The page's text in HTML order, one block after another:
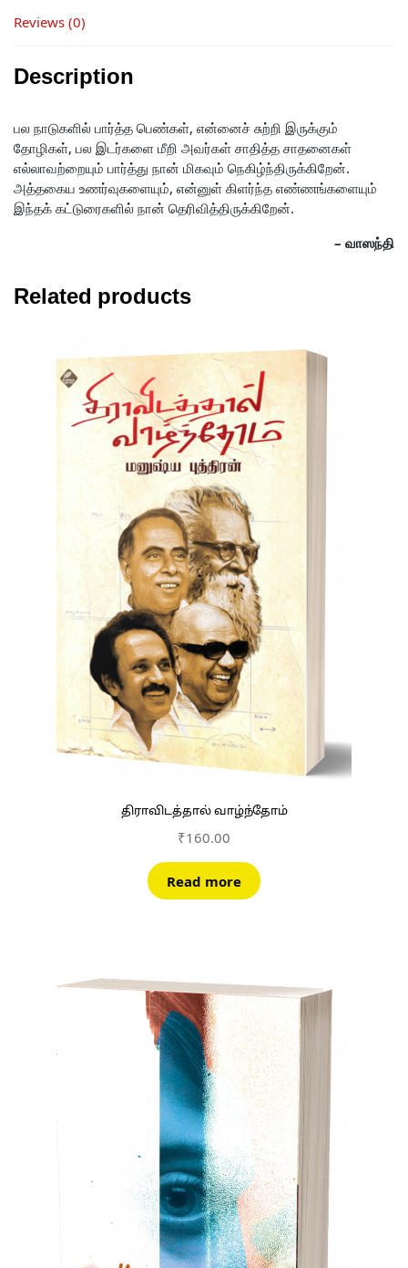
Reviews (0)
Description
பல நாடுகளில் பார்த்த பெண்கள், என்னைச் சுற்றி இருக்கும்
தோழிகள், பல இடர்களை மீறி அவர்கள் சாதித்த சாதனைகள்
எல்லாவற்றையும் பார்த்து நான் மிகவும் நெகிழ்ந்திருக்கிறேன்.
அத்தகைய உணர்வுகளையும், என்னுள் கிளர்ந்த எண்ணங்களையும்
இந்தக் கட்டுரைகளில் நான் தெரிவித்திருக்கிறேன்.
– வாஸந்தி
Related products
திராவிடத்தால் வாழ்ந்தோம்
₹160.00
Read more